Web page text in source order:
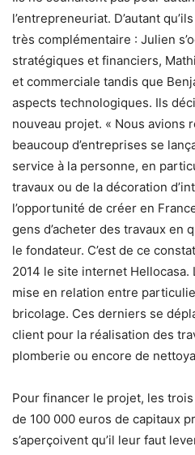
l’entrepreneuriat. D’autant
très complémentaire : Julien
stratégiques et financiers,
et commerciale tandis que
aspects technologiques. Ils
nouveau projet. « Nous avions
beaucoup d’entreprises se
service à la personne, en
travaux ou de la décoration
l’opportunité de créer en
gens d’acheter des travaux en
le fondateur. C’est de ce
2014 le site internet
mise en relation entre
bricolage. Ces derniers se
client pour la réalisation des
plomberie ou encore de
Pour financer le projet, les
de 100 000 euros de capitaux
s’aperçoivent qu’il leur faut